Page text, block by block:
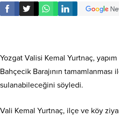
Yozgat Valisi Kemal Yurtnaç,
Bahçecik Barajının tamamlanması
sulanabileceğini söyledi.
Vali Kemal Yurtnaç, ilçe ve köy